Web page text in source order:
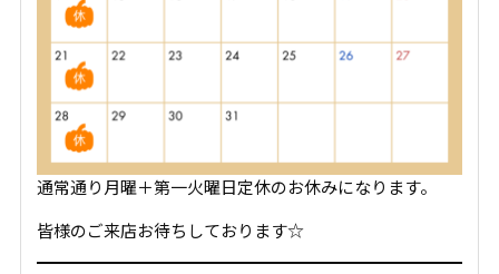
通常通り月曜＋第一火曜日定休のお休みになります。
皆様のご来店お待ちしております☆